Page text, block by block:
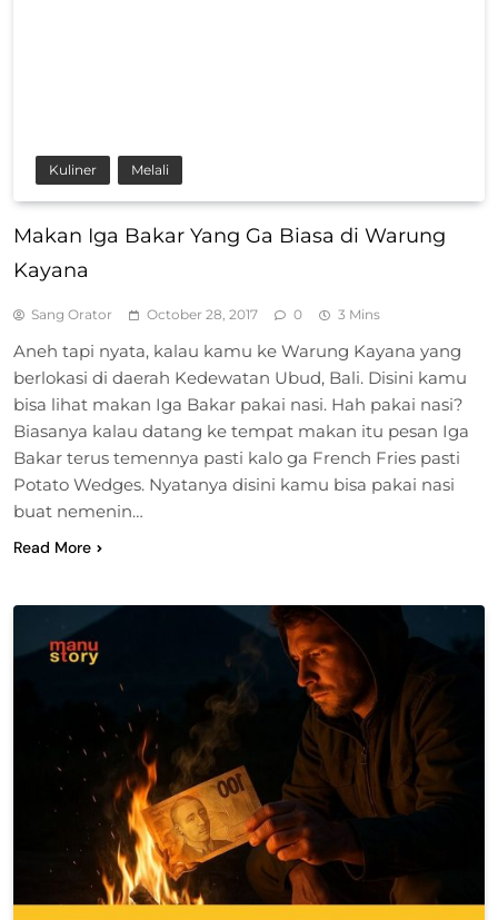
Kuliner Melali
Makan Iga Bakar Yang Ga Biasa di Warung
Kayana
Sang Orator October 28, 2017 0 3 Mins
Aneh tapi nyata, kalau kamu ke Warung Kayana yang
berlokasi di daerah Kedewatan Ubud, Bali. Disini kamu
bisa lihat makan Iga Bakar pakai nasi. Hah pakai nasi?
Biasanya kalau datang ke tempat makan itu pesan Iga
Bakar terus temennya pasti kalo ga French Fries pasti
Potato Wedges. Nyatanya disini kamu bisa pakai nasi
buat nemenin…
Read More